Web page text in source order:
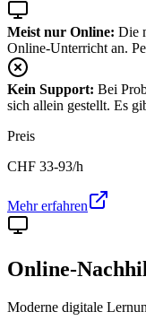
Meist nur Online: Die
Online-Unterricht an.
Kein Support: Bei
sich allein gestellt. Es
Preis
CHF 33-93/h
Mehr erfahren
Online-
Moderne digitale